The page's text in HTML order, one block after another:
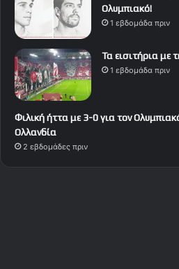
Ολυμπιακό!
1 εβδομάδα πριν
Τα εισιτήρια με
1 εβδομάδα πριν
Φιλική ήττα με 3-0 για τον
Ολλανδία
2 εβδομάδες πριν